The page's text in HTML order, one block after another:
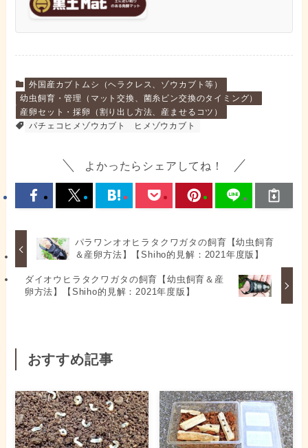
外国産カブトムシ（ヘラクレス、ゾウカブト等）
幼虫飼育・管理（マット交換、菌糸ビン交換のタイミング）
産卵セット・採卵（割り出し方法、産ませるコツ）
パチェコヒメゾウカブト
ヒメゾウカブト
よかったらシェアしてね！
パラワンオオヒラタクワガタの飼育【幼虫飼育
＆産卵方法】【Shiho的見解：2021年度版】
ダイオウヒラタクワガタの飼育【幼虫飼育＆産
卵方法】【Shiho的見解：2021年度版】
おすすめ記事